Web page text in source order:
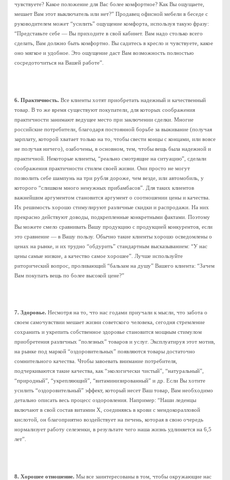
чувствуете? Какое положение для Вас более комфортное? Как Вы ощущаете,
мешает Вам этот выключатель или нет?” Продавец офисной мебели в беседе с
руководителем может “усилить” ощущение комфорта, используя такую фразу:
“Представьте себе — Вы приходите в свой кабинет. Вам надо столько всего
сделать, Вам должно быть комфортно. Вы садитесь в кресло и чувствуете, какое
оно мягкое и удобное. Это ощущение даст Вам возможность полностью
сосредоточиться на Вашей работе”.
6. Практичность. Все клиенты хотят приобретать надежный и качественный
товар. В то же время существуют покупатели, для которых соображения
практичности занимают ведущее место при заключении сделки. Многие
российские потребители, благодаря постоянной борьбе за выживание (получая
зарплату, которой хватает только на то, чтобы свести концы с концами, или вовсе
не получая ничего), озабочены, в основном, тем, чтобы вещь была надежной и
практичной. Некоторые клиенты, “реально смотрящие на ситуацию”, сделали
соображения практичности стилем своей жизни. Они просто не могут
позволить себе шампунь на три рубля дороже, чем везде, или автомобиль, у
которого “слишком много ненужных прибамбасов”. Для таких клиентов
важнейшим аргументом становится аргумент о соотношении цены и качества.
Их решимость хорошо стимулируют различные скидки и распродажи. На них
прекрасно действуют доводы, подкрепленные конкретными фактами. Поэтому
Вы можете смело сравнивать Вашу продукцию с продукцией конкурентов, если
это сравнение — в Вашу пользу. Обычно такие клиенты хорошо осведомлены о
ценах на рынке, и их трудно “обдурить” стандартным высказыванием: “У нас
цены самые низкие, а качество самое хорошее”. Лучше используйте
риторический вопрос, проливающий “бальзам на душу” Вашего клиента: “Зачем
Вам покупать вещь по более высокой цене?”
7. Здоровье. Несмотря на то, что нас годами приучали к мысли, что забота о
своем самочувствии мешает жизни советского человека, сегодня стремление
сохранить и укрепить собственное здоровье становится мощным стимулом
приобретения различных “полезных” товаров и услуг. Эксплуатируя этот мотив,
на рынке под маркой “оздоровительных” появляются товары достаточно
сомнительного качества. Чтобы завоевать внимание потребителя,
подчеркиваются такие качества, как “экологически чистый”, “натуральный”,
“природный”, “укрепляющий”, “витаминизированный” и др. Если Вы хотите
усилить “оздоровительный” эффект, который несет Ваш товар, Вам необходимо
детально описать весь процесс оздоровления. Например: “Наши леденцы
включают в свой состав витамин Х, соединяясь в крови с мендокоралловой
кислотой, он благоприятно воздействует на печень, которая в свою очередь
нормализует работу селезенки, в результате чего наша жизнь удлиняется на 6,5
лет”.
8. Хорошее отношение. Мы все заинтересованы в том, чтобы окружающие нас